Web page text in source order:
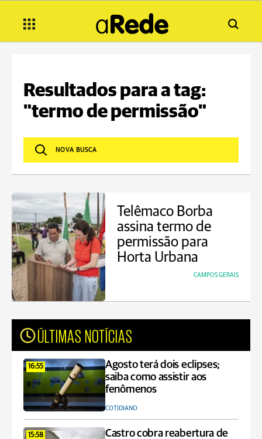
Resultados para a tag:
"termo de permissão"
Telêmaco Borba
assina termo de
permissão para
Horta Urbana
CAMPOS GERAIS
ÚLTIMAS NOTÍCIAS
16:55
Agosto terá dois eclipses;
saiba como assistir aos
fenômenos
COTIDIANO
15:58
Castro cobra reabertura de